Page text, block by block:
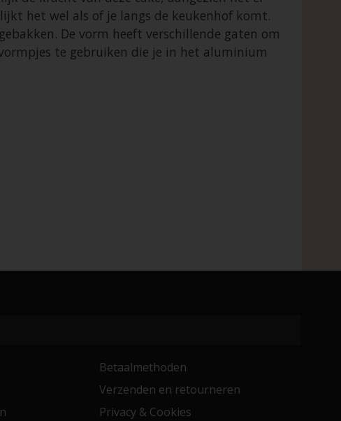
het wel als of je langs de keukenhof komt.
De vorm heeft verschillende gaten om
te gebruiken die je in het aluminium
Betaalmethoden
Verzenden en retourneren
Privacy & Cookies